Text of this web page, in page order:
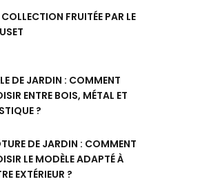
COLLECTION FRUITÉE PAR LE
DE JARDIN : COMMENT
ENTRE BOIS, MÉTAL ET
?
DE JARDIN : COMMENT
LE MODÈLE ADAPTÉ À
EXTÉRIEUR ?